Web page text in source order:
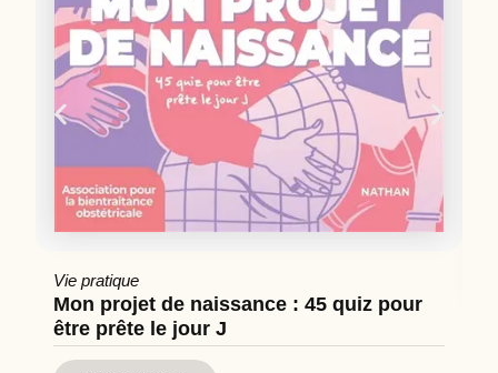
Vie pratique
Mon projet de naissance : 45 quiz pour
être prête le jour J